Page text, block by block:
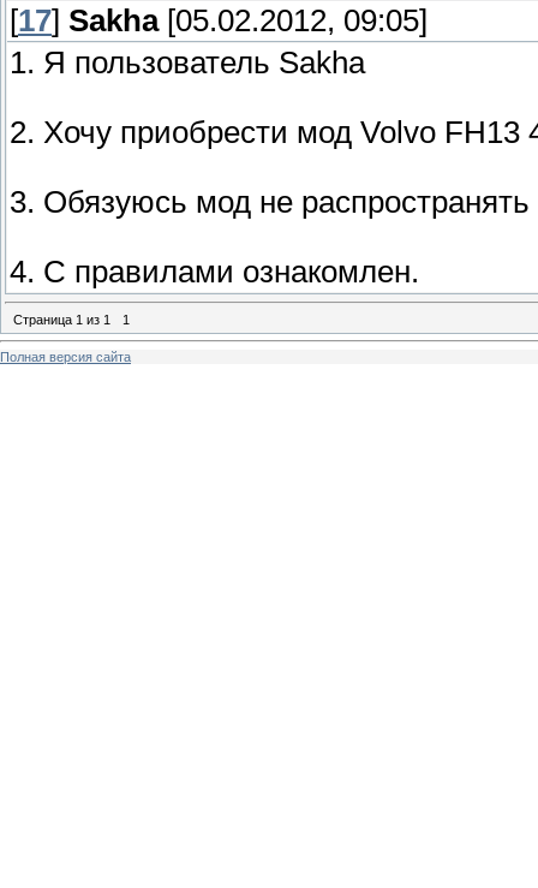
[17] Sakha[05.02.2012, 09:05]
1. Я пользователь Sakha
2. Хочу приобрести мод Volvo FH13
3. Обязуюсь мод не
4. С правилами ознакомлен.
Страница 1 из 1 1
Полная версия сайта